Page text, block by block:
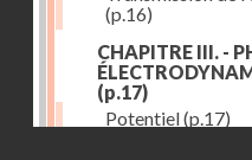
(p.16)
CHAPITRE III. -
(p.17)
Potentiel(p.17)